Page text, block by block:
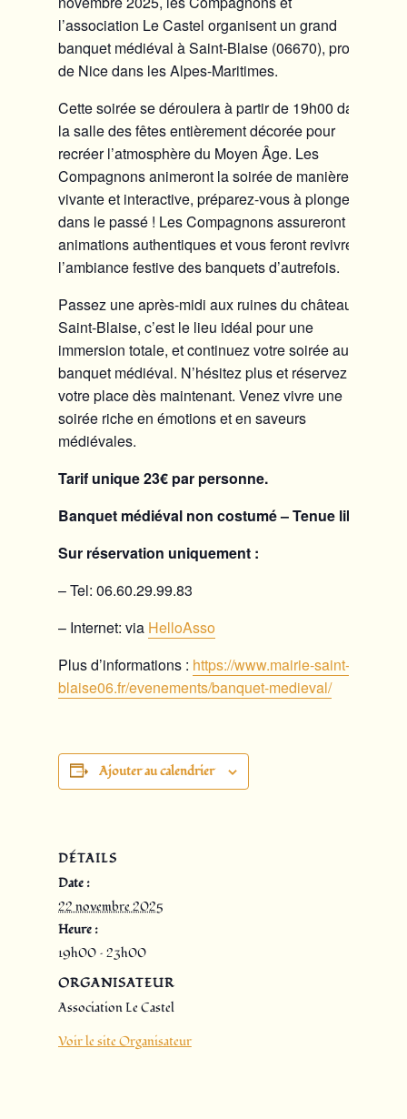
l’association Le Castel organisent un grand
banquet médiéval à Saint-Blaise (06670), proche
de Nice dans les Alpes-Maritimes.
Cette soirée se déroulera à partir de 19h00 dans
la salle des fêtes entièrement décorée pour
recréer l’atmosphère du Moyen Âge. Les
Compagnons animeront la soirée de manière
vivante et interactive, préparez-vous à plonger
dans le passé ! Les Compagnons assureront des
animations authentiques et vous feront revivre
l’ambiance festive des banquets d’autrefois.
Passez une après-midi aux ruines du château de
Saint-Blaise, c’est le lieu idéal pour une
immersion totale, et continuez votre soirée au
banquet médiéval. N’hésitez plus et réservez
votre place dès maintenant. Venez vivre une
soirée riche en émotions et en saveurs
médiévales.
Tarif unique 23€ par personne.
Banquet médiéval non costumé – Tenue libre.
Sur réservation uniquement :
– Tel: 06.60.29.99.83
– Internet: via HelloAsso
Plus d’informations : https://www.mairie-saint-
blaise06.fr/evenements/banquet-medieval/
Ajouter au calendrier
DÉTAILS
Date :
22 novembre 2025
Heure :
19h00 – 23h00
ORGANISATEUR
Association Le Castel
Voir le site Organisateur